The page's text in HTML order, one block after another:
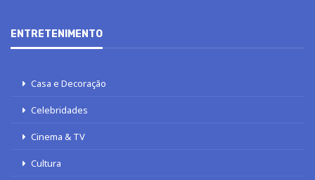
ENTRETENIMENTO
Casa e Decoração
Celebridades
Cinema & TV
Cultura